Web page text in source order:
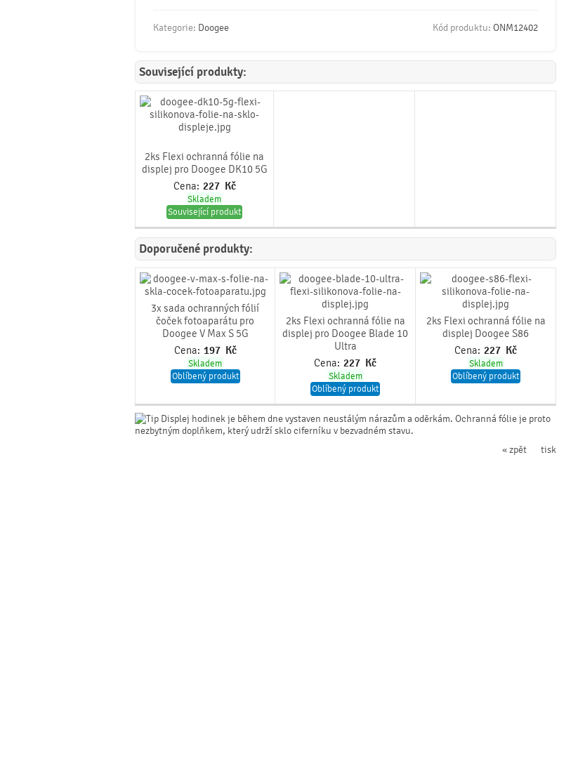
Kategorie: Doogee Kód produktu: ONM12402
Související produkty:
2ks Flexi ochranná fólie na
displej pro Doogee DK10 5G
Cena: 227 Kč
Skladem
Související produkt
Doporučené produkty:
3x sada ochranných fólií
čoček fotoaparátu pro
Doogee V Max S 5G
Cena: 197 Kč
Skladem
Oblíbený produkt
2ks Flexi ochranná fólie na
displej pro Doogee Blade 10
Ultra
Cena: 227 Kč
Skladem
Oblíbený produkt
2ks Flexi ochranná fólie na
displej Doogee S86
Cena: 227 Kč
Skladem
Oblíbený produkt
Displej hodinek je během dne vystaven neustálým nárazům a oděrkám. Ochranná fólie je proto
nezbytným doplňkem, který udrží sklo ciferníku v bezvadném stavu.
tisk
« zpět